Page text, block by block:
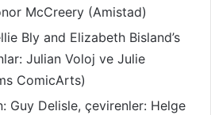
McCreery (Amistad)
Bly and Elizabeth Bisland’s
Julian Voloj ve Julie
ComicArts)
Guy Delisle, çevirenler: Helge